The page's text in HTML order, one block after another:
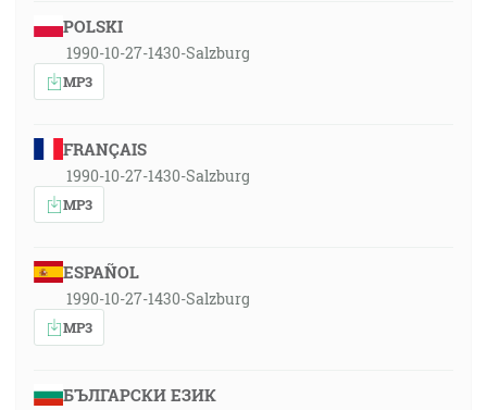
POLSKI
1990-10-27-1430-Salzburg
MP3
FRANÇAIS
1990-10-27-1430-Salzburg
MP3
ESPAÑOL
1990-10-27-1430-Salzburg
MP3
БЪЛГАРСКИ ЕЗИК